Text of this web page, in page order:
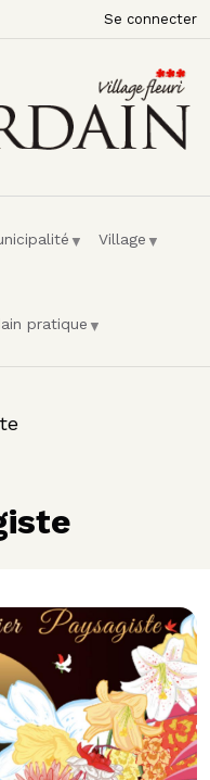
l'utilisateur
Se connecter
Village
pratique